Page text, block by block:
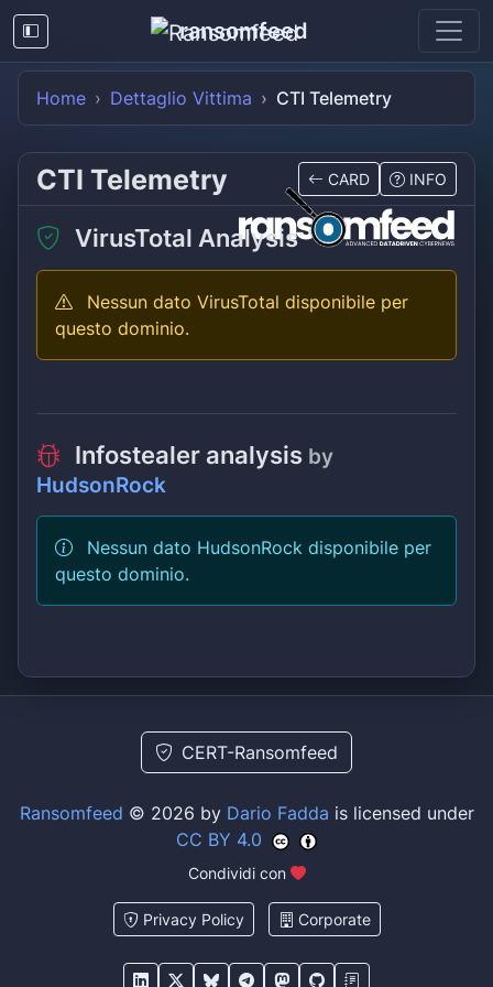
ransomfeed
Home Dettaglio Vittima CTI Telemetry
CTI Telemetry CARD INFO
VirusTotal Analysis
Nessun dato VirusTotal disponibile per
questo dominio.
Infostealer analysis by
HudsonRock
Nessun dato HudsonRock disponibile per
questo dominio.
CERT-Ransomfeed
Ransomfeed © 2026 by Dario Fadda is licensed under
CC BY 4.0
Condividi con
Privacy Policy Corporate